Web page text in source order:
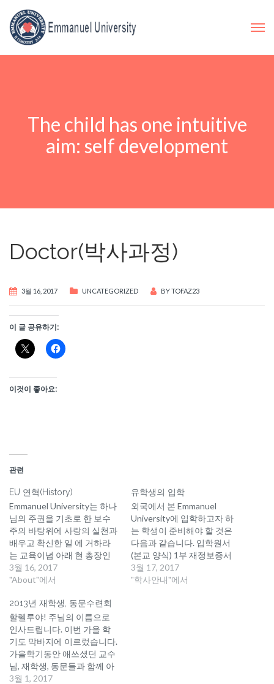
The child has one intuitive
aim: self development
Doctor(박사과정)
3월 16, 2017 UNCATEGORIZED BYTOFAZ23
이 글 공유하기:
이것이 좋아요:
관련
EU 연혁(History)
Emmanuel University는 하나
님의 주권을 기초로 한 보수
주의 바탕위에 사랑의 실천과
배우고 확신한 일 에 거하라
는 교육이념 아래 현 총장인
James Kim 박사에 의해 설립
되어 연 부연 성장을 거듭하
Emmanuel University는 미국
의 State of California
Educational Department로
부터 종합 대학 설립인가 취
득(School Code 1941231)
2001년 2월 미국 연방정부로
부터 종합대학 설립…
3월 16, 2017
"About"에서
유학생의 입학
외국에서 본 Emmanuel
University에 입학하고자 하
는 학생이 준비해야 할 것은
다음과 같습니다. 입학원서
(본교 양식) 1부 재정보증서
(본교 양식) 재정보증인의 최
근 3개월 은행 거래내역서
3월 17, 2017
"학사안내"에서
2013년 재학생, 동문수련회
할렐루야! 주님의 이름으로
인사드립니다. 이번 가을 학
기도 막바지에 이르렀습니다.
가을학기동안 애쓰셨던 교수
님, 재학생, 동문들과 함께 아
래와 같이 가을 MT를 떠납니
3월 1, 2017